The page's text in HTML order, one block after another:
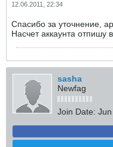
12.06.2011, 22:34
Спасибо за уточнение,
Насчет аккаунта отпишу в
sasha
Newfag
Join Date: Jun